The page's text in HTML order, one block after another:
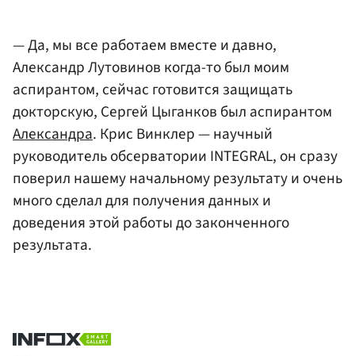
— Да, мы все работаем вместе и давно,
Александр Лутовинов когда-то был моим
аспирантом, сейчас готовится защищать
докторскую, Сергей Цыганков был аспирантом
Александра. Крис Винклер — научный
руководитель обсерватории INTEGRAL, он сразу
поверил нашему начальному результату и очень
много сделал для получения данных и
доведения этой работы до законченного
результата.